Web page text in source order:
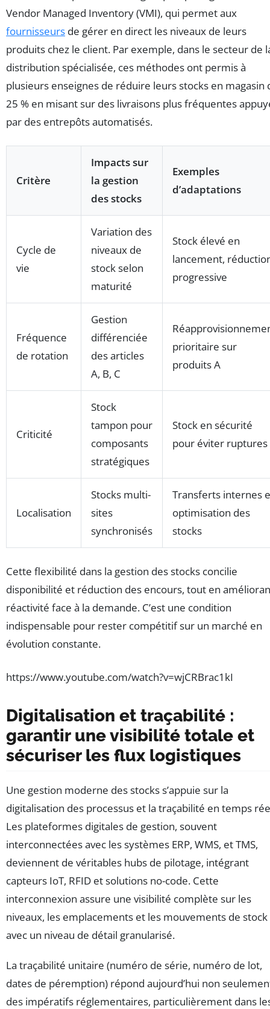
Vendor Managed Inventory (VMI), qui permet aux
fournisseurs de gérer en direct les niveaux de leurs
produits chez le client. Par exemple, dans le secteur de
distribution spécialisée, ces méthodes ont permis à
plusieurs enseignes de réduire leurs stocks en magasin
25 % en misant sur des livraisons plus fréquentes
par des entrepôts automatisés.
Critère
Impacts sur
la gestion
des stocks
Exemples
d’adaptations
Cycle de
vie
Variation des
niveaux de
stock selon
maturité
Stock élevé en
lancement,
progressive
Fréquence
de rotation
Gestion
différenciée
des articles
A, B, C
prioritaire sur
produits A
Criticité
Stock
tampon pour
composants
stratégiques
Stock en sécurité
pour éviter ruptures
Localisation
Stocks multi-
sites
synchronisés
Transferts internes
optimisation des
stocks
Cette flexibilité dans la gestion des stocks concilie
disponibilité et réduction des encours, tout en
réactivité face à la demande. C’est une condition
indispensable pour rester compétitif sur un marché en
évolution constante.
https://www.youtube.com/watch?v=wjCRBrac1kI
Digitalisation et traçabilité :
garantir une visibilité totale et
sécuriser les flux logistiques
Une gestion moderne des stocks s’appuie sur la
digitalisation des processus et la traçabilité en temps
Les plateformes digitales de gestion, souvent
interconnectées avec les systèmes ERP, WMS, et TMS,
deviennent de véritables hubs de pilotage, intégrant
capteurs IoT, RFID et solutions no-code. Cette
interconnexion assure une visibilité complète sur les
niveaux, les emplacements et les mouvements de stock
avec un niveau de détail granularisé.
La traçabilité unitaire (numéro de série, numéro de lot,
dates de péremption) répond aujourd’hui non
des impératifs réglementaires, particulièrement dans